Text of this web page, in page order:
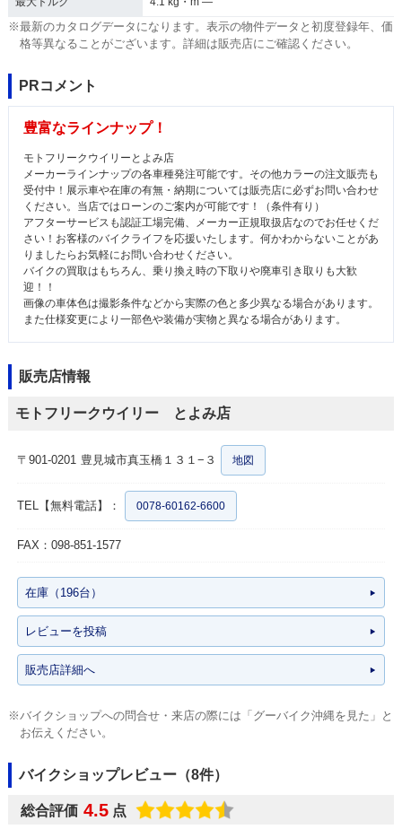
※最新のカタログデータになります。表示の物件データと初度登録年、価
格等異なることがございます。詳細は販売店にご確認ください。
PRコメント
豊富なラインナップ！
モトフリークウイリーとよみ店
メーカーラインナップの各車種発注可能です。その他カラーの注文販売も
受付中！展示車や在庫の有無・納期については販売店に必ずお問い合わせ
ください。当店ではローンのご案内が可能です！（条件有り）
アフターサービスも認証工場完備、メーカー正規取扱店なのでお任せくだ
さい！お客様のバイクライフを応援いたします。何かわからないことがあ
りましたらお気軽にお問い合わせください。
バイクの買取はもちろん、乗り換え時の下取りや廃車引き取りも大歓
迎！！
画像の車体色は撮影条件などから実際の色と多少異なる場合があります。
また仕様変更により一部色や装備が実物と異なる場合があります。
販売店情報
モトフリークウイリー とよみ店
〒901-0201 豊見城市真玉橋１３１−３ 地図
TEL【無料電話】： 0078-60162-6600
FAX：098-851-1577
在庫（196台）
レビューを投稿
販売店詳細へ
※バイクショップへの問合せ・来店の際には「グーバイク沖縄を見た」と
お伝えください。
バイクショップレビュー（8件）
総合評価 4.5 点